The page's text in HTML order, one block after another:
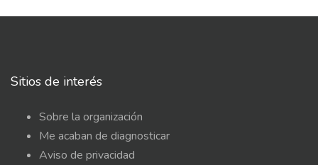
Sitios de interés
Sobre la organización
Me acaban de diagnosticar
Aviso de privacidad